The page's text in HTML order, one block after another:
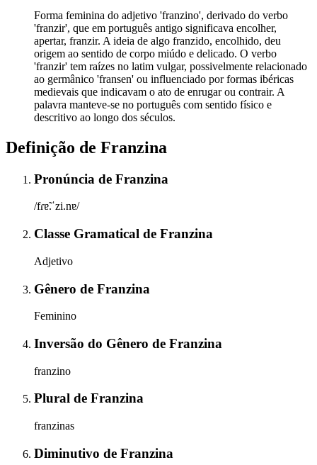
Forma feminina do adjetivo 'franzino', derivado do verbo
'franzir', que em português antigo significava encolher,
apertar, franzir. A ideia de algo franzido, encolhido, deu
origem ao sentido de corpo miúdo e delicado. O verbo
'franzir' tem raízes no latim vulgar, possivelmente relacionado
ao germânico 'fransen' ou influenciado por formas ibéricas
medievais que indicavam o ato de enrugar ou contrair. A
palavra manteve-se no português com sentido físico e
descritivo ao longo dos séculos.
Definição de Franzina
Pronúncia de Franzina
/fɾɐ̃.ˈzi.nɐ/
Classe Gramatical de Franzina
Adjetivo
Gênero de Franzina
Feminino
Inversão do Gênero de Franzina
franzino
Plural de Franzina
franzinas
Diminutivo de Franzina